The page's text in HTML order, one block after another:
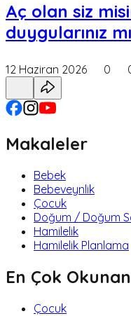
Aç olan siz
duygularınız
12 Haziran 2026 0
Makaleler
Bebek
Bebeveynlik
Çocuk
Doğum / Doğum
Hamilelik
Hamilelik Planlama
En Çok
Çocuk